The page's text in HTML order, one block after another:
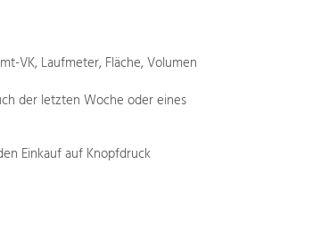
VK, Laufmeter, Fläche, Volumen
der letzten Woche oder eines
Einkauf auf Knopfdruck